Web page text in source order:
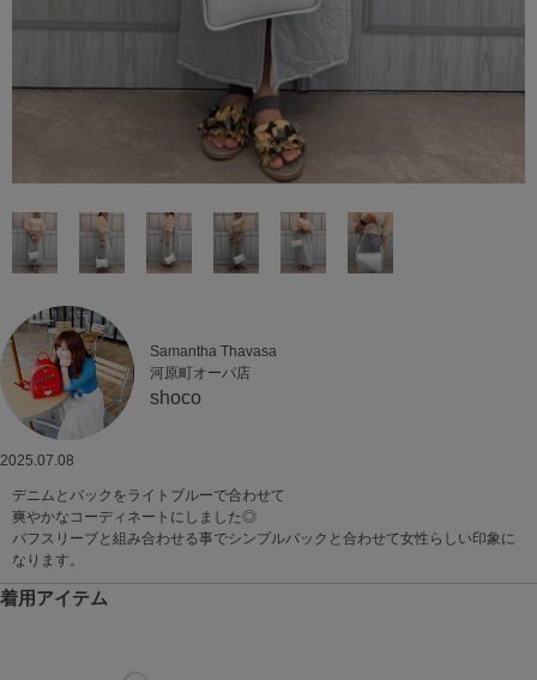
Samantha Thavasa
河原町オーパ店
shoco
2025.07.08
デニムとバックをライトブルーで合わせて
爽やかなコーディネートにしました◎
パフスリーブと組み合わせる事でシンプルバックと合わせて女性らしい印象に
なります。
着用アイテム